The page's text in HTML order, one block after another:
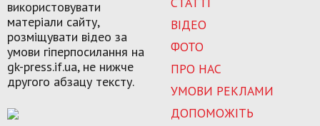
ВІДЕО
ФОТО
ПРО НАС
УМОВИ РЕКЛАМИ
ДОПОМОЖІТЬ
використовувати
матеріали сайту,
розміщувати відео за
умови гіперпосилання на
gk-press.if.ua, не нижче
другого абзацу тексту.